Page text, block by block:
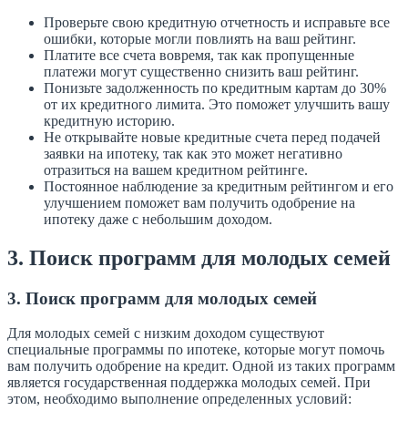
Проверьте свою кредитную отчетность и исправьте все
ошибки, которые могли повлиять на ваш рейтинг.
Платите все счета вовремя, так как пропущенные
платежи могут существенно снизить ваш рейтинг.
Понизьте задолженность по кредитным картам до 30%
от их кредитного лимита. Это поможет улучшить вашу
кредитную историю.
Не открывайте новые кредитные счета перед подачей
заявки на ипотеку, так как это может негативно
отразиться на вашем кредитном рейтинге.
Постоянное наблюдение за кредитным рейтингом и его
улучшением поможет вам получить одобрение на
ипотеку даже с небольшим доходом.
3. Поиск программ для молодых семей
3. Поиск программ для молодых семей
Для молодых семей с низким доходом существуют
специальные программы по ипотеке, которые могут помочь
вам получить одобрение на кредит. Одной из таких программ
является государственная поддержка молодых семей. При
этом, необходимо выполнение определенных условий: